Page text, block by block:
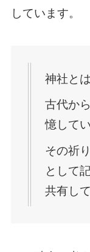
しています。
神社と
古代か
憶して
その祈
として
共有し